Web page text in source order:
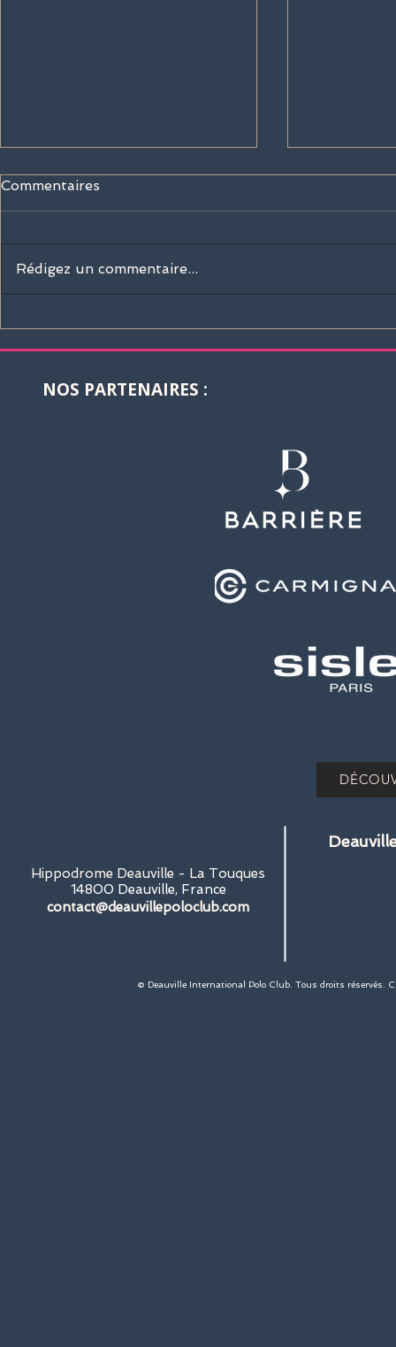
Commentaires
Rédigez un commentaire...
NOS PARTENAIRES :
Hippodrome Deauville - La Touques
14800 Deauville, France
contact@deauvillepoloclub.com
© Deauville International Polo Club. Tous droits réservés.